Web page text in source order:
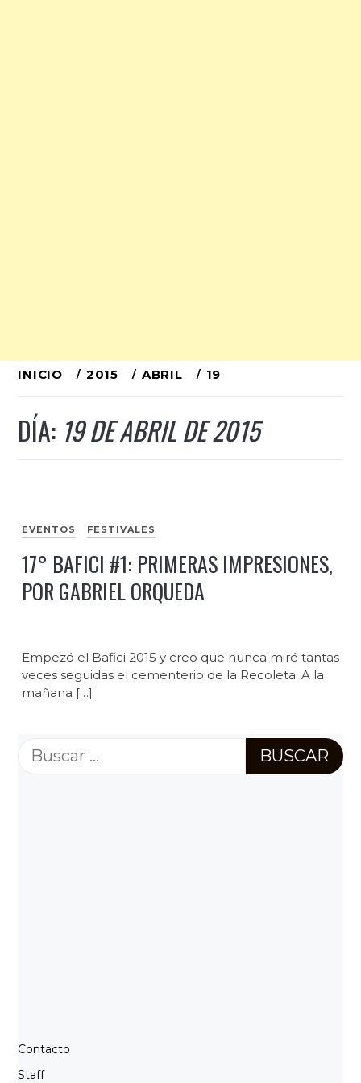
Ir
contenido
INICIO 2015 ABRIL 19
DÍA: 19 DE ABRIL DE 2015
EVENTOS FESTIVALES
17° BAFICI #1: PRIMERAS IMPRESIONES,
POR GABRIEL ORQUEDA
Empezó el Bafici 2015 y creo que nunca miré tantas
veces seguidas el cementerio de la Recoleta. A la
mañana […]
Buscar:
Contacto
Staff